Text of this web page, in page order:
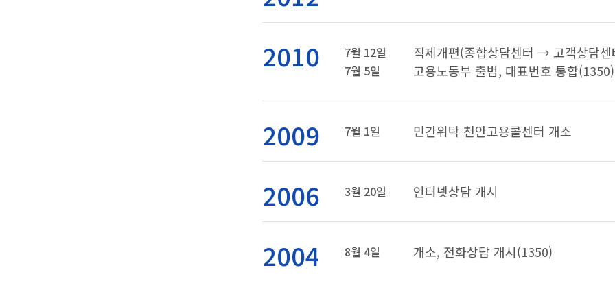
2010 7월 12일 직제개편(종합상담센터 → 고객상담센
7월 5일 고용노동부 출범, 대표번호 통합(1350)
2009 7월 1일 민간위탁 천안고용콜센터 개소
2006 3월 20일 인터넷상담 개시
2004 8월 4일 개소, 전화상담 개시(1350)